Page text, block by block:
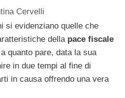
Cervelli
si evidenziano quelle che
della pace fiscale
quanto pare, data la sua
in due tempi al fine di
in causa offrendo una vera